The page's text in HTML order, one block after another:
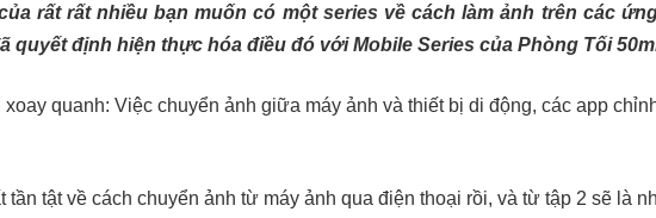
rất rất nhiều bạn muốn có một series về cách làm ảnh trên các
quyết định hiện thực hóa điều đó với Mobile Series của Phòng Tối
quanh: Việc chuyển ảnh giữa máy ảnh và thiết bị di động, các app
tần tật về cách chuyển ảnh từ máy ảnh qua điện thoại rồi, và từ tập 2 sẽ là